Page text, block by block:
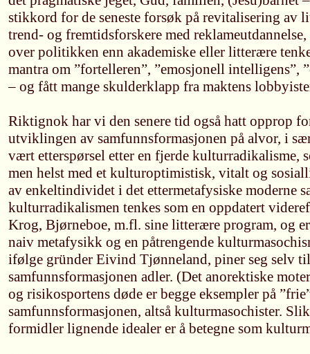
stikkord for de seneste forsøk på revitalisering av
trend- og fremtidsforskere med
over politikken enn akademiske eller litterære
mantra om ”fortelleren”, ”emosjonell intelligens”,
– og fått mange skulderklapp fra maktens
Riktignok har vi den senere tid også hatt opprop
utviklingen av samfunnsformasjonen på alvor, i
vært etterspørsel etter en fjerde kulturradikalisme,
men helst med et kulturoptimistisk, vitalt og
av enkeltindividet i det ettermetafysiske moderne
kulturradikalismen tenkes som en oppdatert
Krog, Bjørneboe, m.fl. sine litterære program, og
naiv metafysikk og en påtrengende
ifølge gründer Eivind Tjønneland, piner seg selv
samfunnsformasjonen adler. (Det anorektiske
og risikosportens døde er begge eksempler på
samfunnsformasjonen, altså kulturmasochister.
formidler lignende idealer er å betegne som